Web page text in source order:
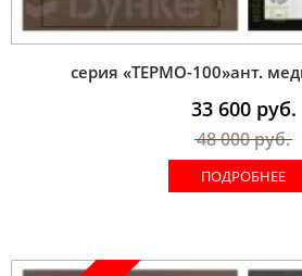
серия «ТЕРМО-100»ант.
33 600руб.
48 000руб.
ПОДРОБНЕЕ